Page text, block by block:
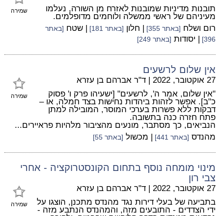
שמירה
תובנות מדיניות שמובנות לאזרח מן השורה, נעלמו
מעיניהם של ראשי ממשלה ולוחמים מדופלמים.
רום ושלח [באתר 355] | חלון [באתר 181] | שטח [באתר
396]
| יסודות [באתר 249]
אין שלום לרשעים
שמירה
27 אוקטובר, 2022 | ד"ר אברהם בן עזרא
"אין שלום, אמר ה', לרשעים" [ישעיהו פרק ו' פסוק
כ"ב]. אפשר לזהות ביהדות נחישות בצד חמלה, או –
דבקות ללא פשרות בערכי המוסר, המובילה למתן
פתח חזרה כנה בתשובה.
הנביאים, כך מסתבר, מונעים מהציבור מלהיות פראיירים...
מהנדס [באתר 441] | מכשול [באתר 55]
מינוי מומחה נוסף בתחום הקונסטרוקציה - אחרי
צבי רון
שמירה
27 אוקטובר, 2022 | ד"ר אברהם בן עזרא
בתביעה של בעלי דירות נגד מהנדס מתכנן, הוצגו על
ידי הצדדים - התובעים מזה, והמהנדס הנתבע מזה -